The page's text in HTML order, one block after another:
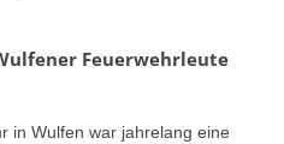
Feuerwehrleute
in Wulfen war jahrelang eine